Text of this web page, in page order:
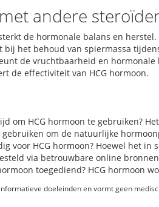
andere
de hormonale balans en herstel.
bij het behoud van spiermassa
de vruchtbaarheid en hormonale
de effectiviteit van HCG hormoon.
om HCG hormoon te gebruiken?
om de natuurlijke
voor HCG hormoon? Hoewel het
via betrouwbare online
toegediend? HCG hormoon
doeleinden en vormt geen